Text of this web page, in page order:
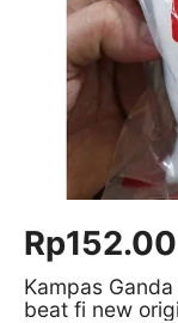
Kampas
beat fi new